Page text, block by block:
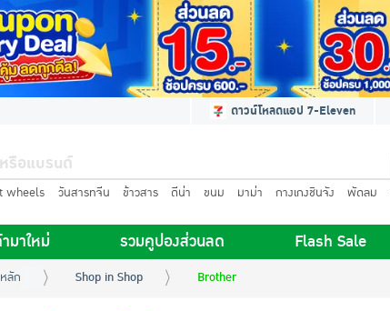
ดาวน์โหลดแอป 7-Eleven
wheels วันสารทจีน ข้าวสาร ดีน่า ขนม มาม่า กางเกงชินจัง พัดลม
มาใหม่ รวมคูปองส่วนลด Flash Sale
ลัก Shop in Shop Brother